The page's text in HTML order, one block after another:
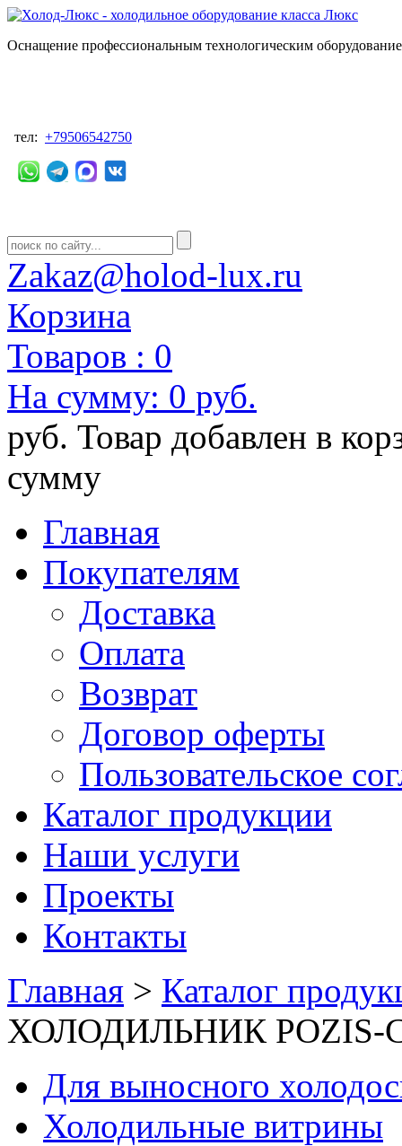
Оснащение профессиональным технологическим
тел: +79506542750
Zakaz@holod-lux.ru
Корзина
Товаров : 0
На сумму: 0 руб.
руб. Товар добавлен в
сумму
Главная
Покупателям
Доставка
Оплата
Возврат
Договор оферты
Пользовательское
Каталог продукции
Наши услуги
Проекты
Контакты
Главная > Каталог
ХОЛОДИЛЬНИК POZIS-
Для выносного
Холодильные витрины